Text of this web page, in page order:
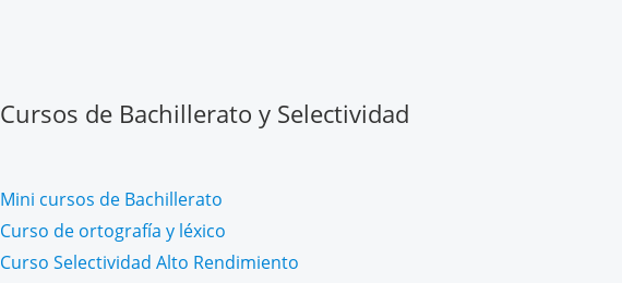
Cursos de Bachillerato y Selectividad
Mini cursos de Bachillerato
Curso de ortografía y léxico
Curso Selectividad Alto Rendimiento